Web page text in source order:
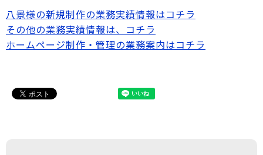
八景様の新規制作の業務実績情報はコチラ
その他の業務実績情報は、コチラ
ホームページ制作・管理の業務案内はコチラ